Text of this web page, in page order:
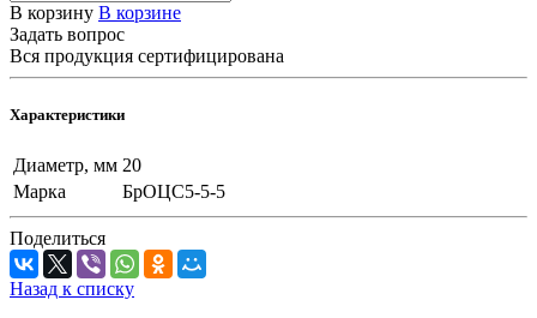
В корзину В корзине
Задать вопрос
Вся продукция сертифицирована
Характеристики
Диаметр, мм 20
Марка
БрОЦС5-5-5
Поделиться
Назад к списку